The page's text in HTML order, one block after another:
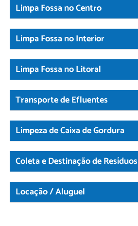
Limpa Fossa no Centro
Limpa Fossa no Interior
Limpa Fossa no Litoral
Transporte de Efluentes
Limpeza de Caixa de Gordura
Coleta e Destinação de Resíduos
Locação / Aluguel